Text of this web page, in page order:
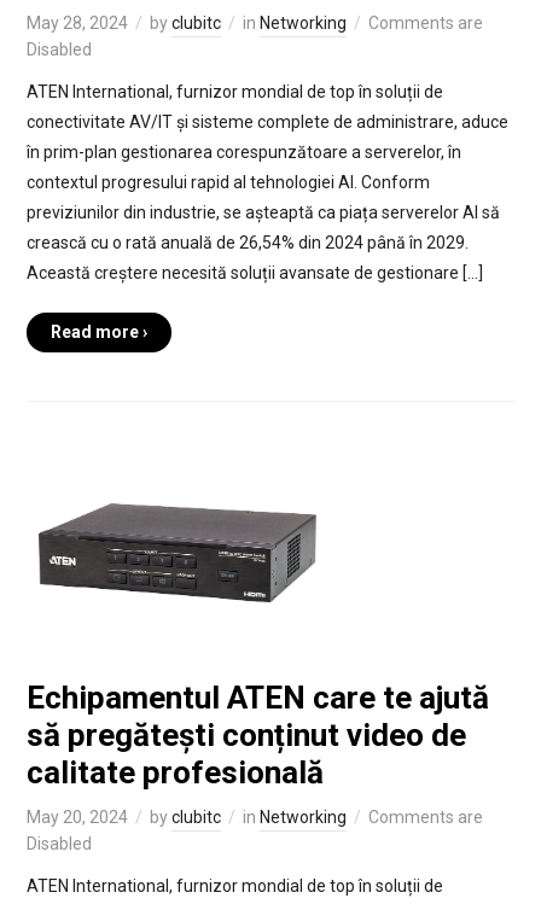
May 28, 2024 byclubitc in Networking
Comments are
Disabled
ATEN International, furnizor mondial de top în soluții de
conectivitate AV/IT și sisteme complete de administrare, aduce
în prim-plan gestionarea corespunzătoare a serverelor, în
contextul progresului rapid al tehnologiei AI. Conform
previziunilor din industrie, se așteaptă ca piața serverelor AI să
crească cu o rată anuală de 26,54% din 2024 până în 2029.
Această creștere necesită soluții avansate de gestionare […]
Read more ›
Echipamentul ATEN care te ajută
să pregătești conținut video de
calitate profesională
May 20, 2024 byclubitc in Networking
Comments are
Disabled
ATEN International, furnizor mondial de top în soluții de